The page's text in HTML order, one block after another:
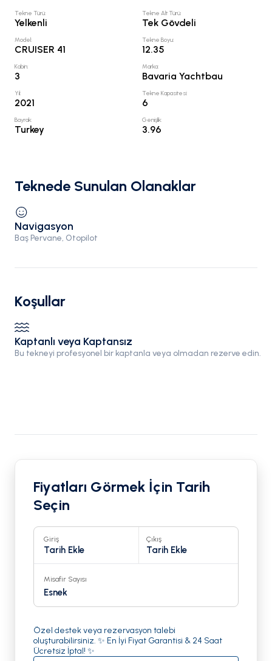
Tekne Türü:
Yelkenli
Tekne Alt Türü:
Tek Gövdeli
Model:
CRUISER 41
Tekne Boyu:
12.35
Kabin:
3
Marka:
Bavaria Yachtbau
Yıl:
2021
Tekne Kapasitesi:
6
Bayrak:
Turkey
Genişlik:
3.96
Teknede Sunulan Olanaklar
Navigasyon
Baş Pervane, Otopilot
Koşullar
Kaptanlı veya Kaptansız
Bu tekneyi profesyonel bir kaptanla veya olmadan rezerve edin.
Fiyatları Görmek İçin Tarih
Seçin
Giriş
Tarih Ekle
Çıkış
Tarih Ekle
Misafir Sayısı
Esnek
Özel destek veya rezervasyon talebi
oluşturabilirsiniz. ✨ En İyi Fiyat Garantisi & 24 Saat
Ücretsiz İptal! ✨